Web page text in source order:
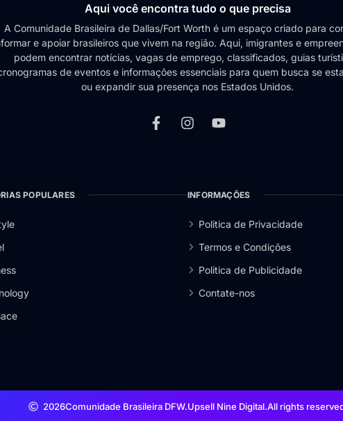
Aqui você encontra tudo o que precisa
A Comunidade Brasileira de Dallas/Fort Worth é um espaço criado para
e apoiar brasileiros que vivem na região. Aqui, imigrantes e
podem encontrar notícias, vagas de emprego, classificados, guias
de eventos e informações essenciais para quem busca se
ou expandir sua presença nos Estados Unidos.
POPULARES INFORMAÇÕES
Politica de Privacidade
Termos e Condições
Politica de Publicidade
Contate-nos
2026Comunidade Brasileira DFW.Upsell Nine Digital.All rights